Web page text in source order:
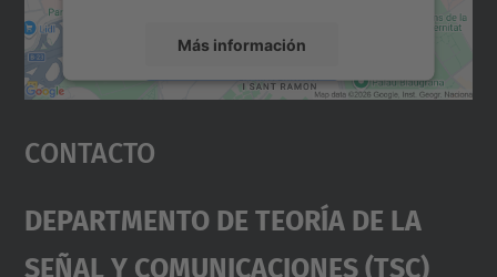
Más información
Aceptar
powered by
Contacto
Departmento De Teoría De La
Señal Y Comunicaciones (TSC)